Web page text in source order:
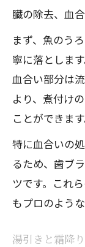
臓の除去、血
まず、魚のう
寧に落としま
血合い部分は
より、煮付け
ことができます
特に血合いの
るため、歯ブ
ツです。これ
もプロのよう
湯引きと霜降